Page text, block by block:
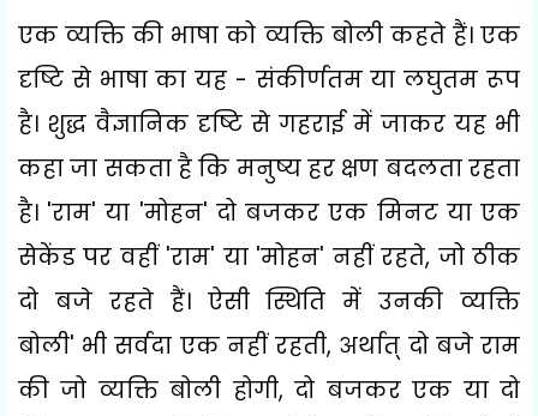
एक व्यक्ति की भाषा को व्यक्ति बोली कहते हैं। एक
दृष्टि से भाषा का यह - संकीर्णतम या लघुतम रूप
है। शुद्ध वैज्ञानिक दृष्टि से गहराई में जाकर यह भी
कहा जा सकता है कि मनुष्य हर क्षण बदलता रहता
है। 'राम'या 'मोहन' दो बजकर एक मिनट या एक
सेकेंड पर वहीं 'राम' या 'मोहन' नहीं रहते, जो ठीक
दो बजे रहते हैं। ऐसी स्थिति में उनकी व्यक्ति
बोली' भी सर्वदा एक नहीं रहती, अर्थात् दो बजे राम
की जो व्यक्ति बोली होगी,दो बजकर एक या दो